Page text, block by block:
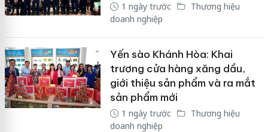
1 ngày trước
Thương hiệu
doanh nghiệp
Yến sào Khánh Hòa: Khai
trương cửa hàng xăng dầu,
giới thiệu sản phẩm và ra mắt
sản phẩm mới
1 ngày trước
Thương hiệu
doanh nghiệp